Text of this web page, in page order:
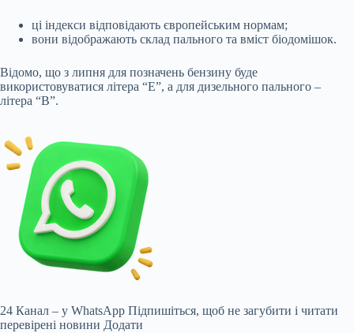
ці індекси відповідають європейським нормам;
вони відображають склад пального та вміст біодомішок.
Відомо, що з липня для позначень бензину буде
використовуватися літера “Е”, а для дизельного пального –
літера “В”.
24 Канал – у WhatsApp Підпишіться, щоб не загубити і читати
перевірені новини Додати